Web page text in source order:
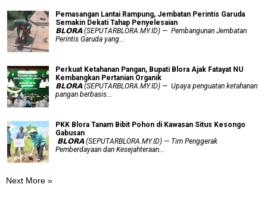
Pemasangan Lantai Rampung, Jembatan Perintis Garuda
Semakin Dekati Tahap Penyelesaian
𝗕𝗟𝗢𝗥𝗔 (SEPUTARBLORA.MY.ID) — Pembangunan Jembatan
Perintis Garuda yang...
​Perkuat Ketahanan Pangan, Bupati Blora Ajak Fatayat NU
Kembangkan Pertanian Organik
𝗕𝗟𝗢𝗥𝗔 (SEPUTARBLORA.MY.ID) — Upaya penguatan ketahanan
pangan berbasis...
PKK Blora Tanam Bibit Pohon di Kawasan Situs Kesongo
Gabusan
‎ 𝗕𝗟𝗢𝗥𝗔 (SEPUTARBLORA.MY.ID) — Tim Penggerak
Pemberdayaan dan Kesejahteraan...
Next More »